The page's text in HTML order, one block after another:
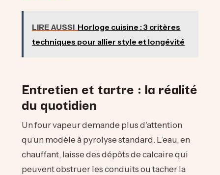
LIRE AUSSI Horloge cuisine : 3 critères
techniques pour allier style et longévité
Entretien et tartre : la réalité
du quotidien
Un four vapeur demande plus d’attention
qu’un modèle à pyrolyse standard. L’eau, en
chauffant, laisse des dépôts de calcaire qui
peuvent obstruer les conduits ou tacher la